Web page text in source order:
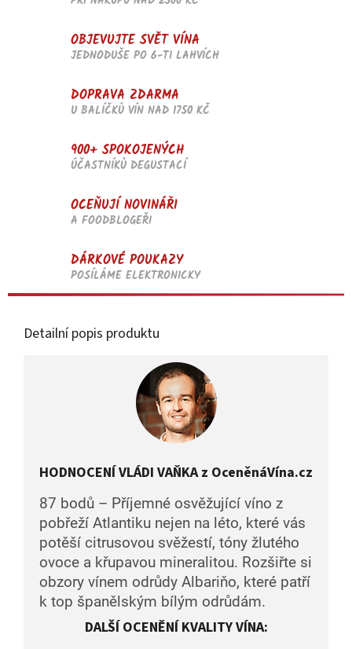
OBJEVUJTE SVĚT VÍNA
JEDNODUŠE PO 6-TI LAHVÍCH
DOPRAVA ZDARMA
U BALÍČKŮ VÍN NAD 1750 KČ
900+ SPOKOJENÝCH
ÚČASTNÍKŮ DEGUSTACÍ
OCEŇUJÍ NOVINÁŘI
A FOODBLOGEŘI
DÁRKOVÉ POUKAZY
POSÍLÁME ELEKTRONICKY
Detailní popis produktu
HODNOCENÍ VLÁDI VAŇKA z OceněnáVína.cz
87 bodů – Příjemné osvěžující víno z
pobřeží Atlantiku nejen na léto, které vás
potěší citrusovou svěžestí, tóny žlutého
ovoce a křupavou mineralitou. Rozšiřte si
obzory vínem odrůdy Albariňo, které patří
k top španělským bílým odrůdám.
DALŠÍ OCENĚNÍ KVALITY VÍNA: